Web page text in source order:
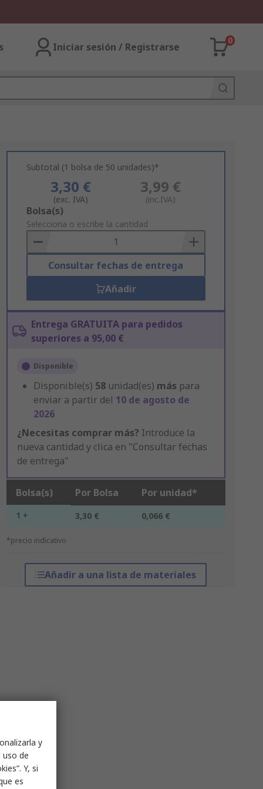
Iniciar sesión / Registrarse
0
Subtotal (1 bolsa de 50 unidades)*
3,30 €
(exc. IVA)
3,99 €
(inc.IVA)
Add
to
Basket
Bolsa(s)
Selecciona o escribe la cantidad
Consultar fechas de entrega
Añadir
Entrega GRATUITA para pedidos
superiores a 95,00 €
Disponible
Disponible(s) 58 unidad(es) más para
enviar a partir del 10 de agosto de
2026
¿Necesitas comprar más? Introduce la
nueva cantidad y clica en "Consultar fechas
de entrega"
Bolsa(s) Por Bolsa Por unidad*
1 + 3,30 € 0,066 €
*precio indicativo
Añadir a una lista de materiales
y
uso de
Y, si
es